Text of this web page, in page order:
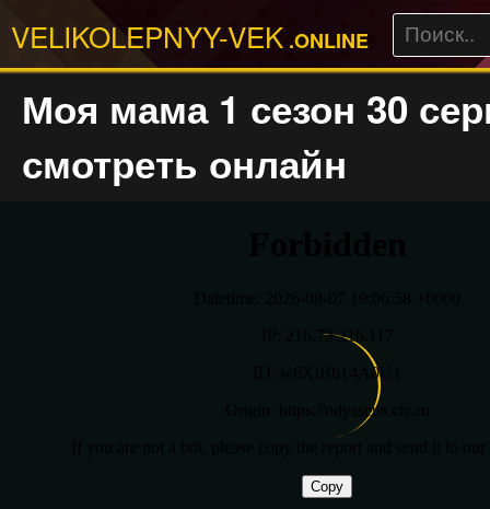
VELIKOLEPNYY-VEK .ONLINE
Моя мама 1 сезон 30
смотреть онлайн